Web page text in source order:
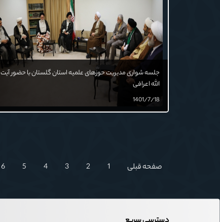
جلسه شواری مدیریت حوزهای علمیه استان گلستان با حضور آیت
الله اعرافی
1401/7/18
صفحه قبلی 1
2
3
4
5
6